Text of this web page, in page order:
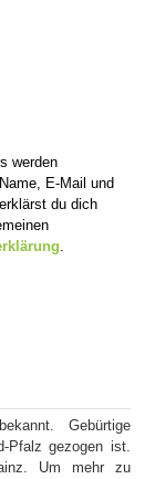
werden
E-Mail und
du dich
.
Gebürtige
Pfalz gezogen ist.
Um mehr zu